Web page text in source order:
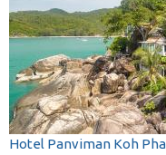
Hotel Panviman Koh